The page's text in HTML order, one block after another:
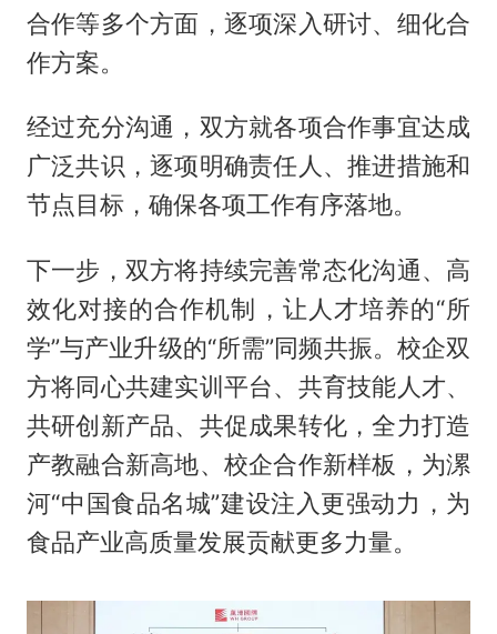
合作等多个方面，逐项深入研讨、细化合
作方案。
经过充分沟通，双方就各项合作事宜达成
广泛共识，逐项明确责任人、推进措施和
节点目标，确保各项工作有序落地。
下一步，双方将持续完善常态化沟通、高
效化对接的合作机制，让人才培养的“所
学”与产业升级的“所需”同频共振。校企双
方将同心共建实训平台、共育技能人才、
共研创新产品、共促成果转化，全力打造
产教融合新高地、校企合作新样板，为漯
河“中国食品名城”建设注入更强动力，为
食品产业高质量发展贡献更多力量。